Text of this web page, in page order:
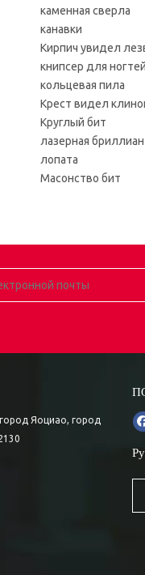
каменная сверла
канавки
Кирпич увидел
книпсер для ногтей
кольцевая пила
Крест видел
Круглый бит
лазерная
лопата
Масонство бит
Яоциао, город